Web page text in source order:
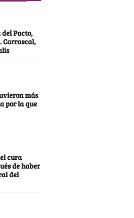
Pacto,
Carrascal,
más
por la que
cura
de haber
del